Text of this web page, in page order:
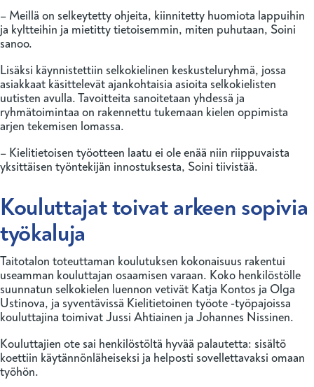
– Meillä on selkeytetty ohjeita, kiinnitetty huomiota lappuihin
ja kyltteihin ja mietitty tietoisemmin, miten puhutaan, Soini
sanoo.
Lisäksi käynnistettiin selkokielinen keskusteluryhmä, jossa
asiakkaat käsittelevät ajankohtaisia asioita selkokielisten
uutisten avulla. Tavoitteita sanoitetaan yhdessä ja
ryhmätoimintaa on rakennettu tukemaan kielen oppimista
arjen tekemisen lomassa.
– Kielitietoisen työotteen laatu ei ole enää niin riippuvaista
yksittäisen työntekijän innostuksesta, Soini tiivistää.
Kouluttajat toivat arkeen sopivia
työkaluja
Taitotalon toteuttaman koulutuksen kokonaisuus rakentui
useamman kouluttajan osaamisen varaan. Koko henkilöstölle
suunnatun selkokielen luennon vetivät Katja Kontos ja Olga
Ustinova, ja syventävissä Kielitietoinen työote ‑työpajoissa
kouluttajina toimivat Jussi Ahtiainen ja Johannes Nissinen.
Kouluttajien ote sai henkilöstöltä hyvää palautetta: sisältö
koettiin käytännönläheiseksi ja helposti sovellettavaksi omaan
työhön.